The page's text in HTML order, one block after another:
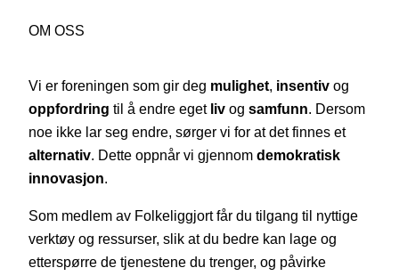
OM OSS
Vi er foreningen som gir deg mulighet, insentiv og
oppfordring til å endre eget liv og samfunn. Dersom
noe ikke lar seg endre, sørger vi for at det finnes et
alternativ. Dette oppnår vi gjennom demokratisk
innovasjon.
Som medlem av Folkeliggjort får du tilgang til nyttige
verktøy og ressurser, slik at du bedre kan lage og
etterspørre de tjenestene du trenger, og påvirke